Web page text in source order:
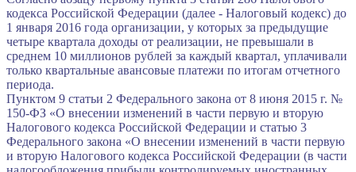
кодекса Российской Федерации (далее - Налоговый кодекс) до
1 января 2016 года организации, у которых за предыдущие
четыре квартала доходы от реализации, не превышали в
среднем 10 миллионов рублей за каждый квартал, уплачивали
только квартальные авансовые платежи по итогам отчетного
периода.
Пунктом 9 статьи 2 Федерального закона от 8 июня 2015 г. №
150-ФЗ «О внесении изменений в части первую и вторую
Налогового кодекса Российской Федерации и статью 3
Федерального закона «О внесении изменений в части первую
и вторую Налогового кодекса Российской Федерации (в части